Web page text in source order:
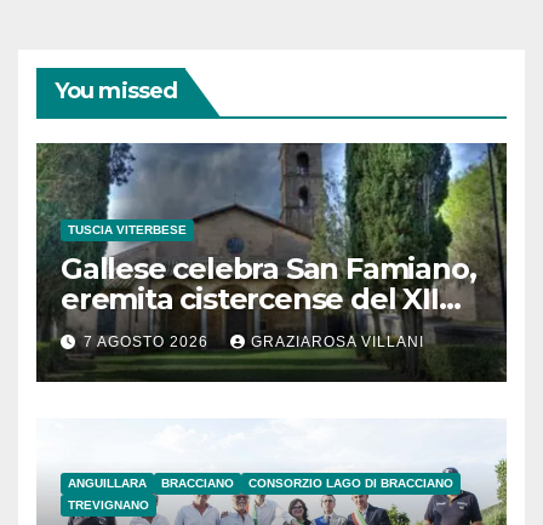
You missed
TUSCIA VITERBESE
Gallese celebra San Famiano,
eremita cistercense del XII
secolo
7 AGOSTO 2026 GRAZIAROSA VILLANI
ANGUILLARA BRACCIANO
CONSORZIO LAGO DI BRACCIANO
TREVIGNANO